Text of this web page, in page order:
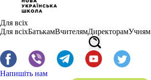
Для всіх
Для всіхБатькамВчителямДиректорамУчням
Напишіть нам